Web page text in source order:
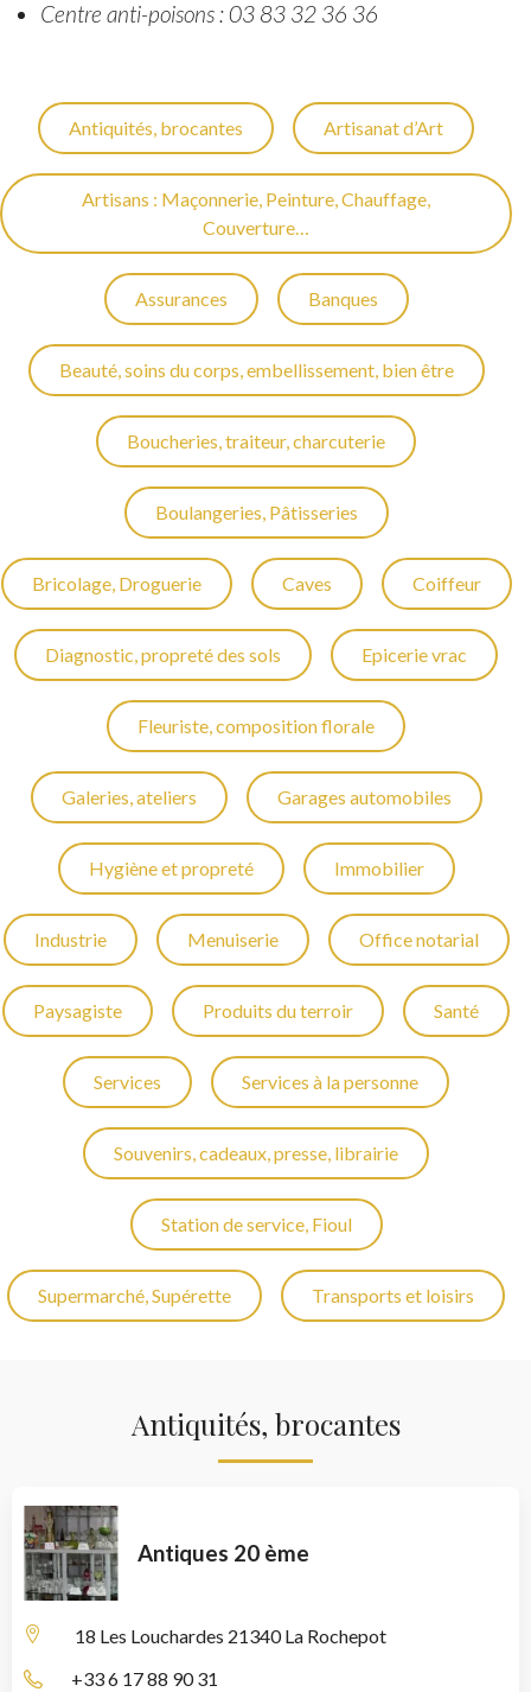
Centre anti-poisons : 03 83 32 36 36
Antiquités, brocantes Artisanat d’Art
Artisans : Maçonnerie, Peinture, Chauffage,
Couverture…
Assurances Banques
Beauté, soins du corps, embellissement, bien être
Boucheries, traiteur, charcuterie
Boulangeries, Pâtisseries
Bricolage, Droguerie Caves Coiffeur
Diagnostic, propreté des sols Epicerie vrac
Fleuriste, composition florale
Galeries, ateliers Garages automobiles
Hygiène et propreté Immobilier
Industrie Menuiserie Office notarial
Paysagiste Produits du terroir Santé
Services Services à la personne
Souvenirs, cadeaux, presse, librairie
Station de service, Fioul
Supermarché, Supérette Transports et loisirs
Antiquités, brocantes
Antiques 20 ème
18 Les Louchardes 21340 La Rochepot
+33 6 17 88 90 31